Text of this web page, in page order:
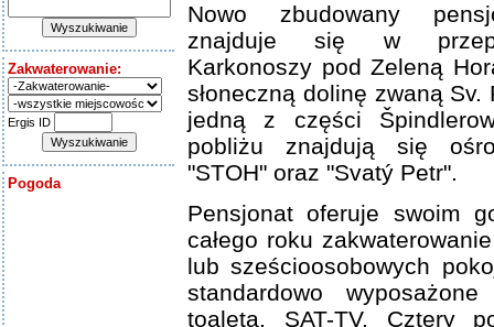
Zakwaterowanie:
Ergis ID
Pogoda
Nowo zbudowany
znajduje się w
Karkonoszy pod Zeleną
słoneczną dolinę zwaną Sv.
jedną z części
pobliżu znajdują się
"STOH" oraz "Svatý Petr".
Pensjonat oferuje swoim
całego roku
lub sześcioosobowych
standardowo
toaletą, SAT-TV. Cztery